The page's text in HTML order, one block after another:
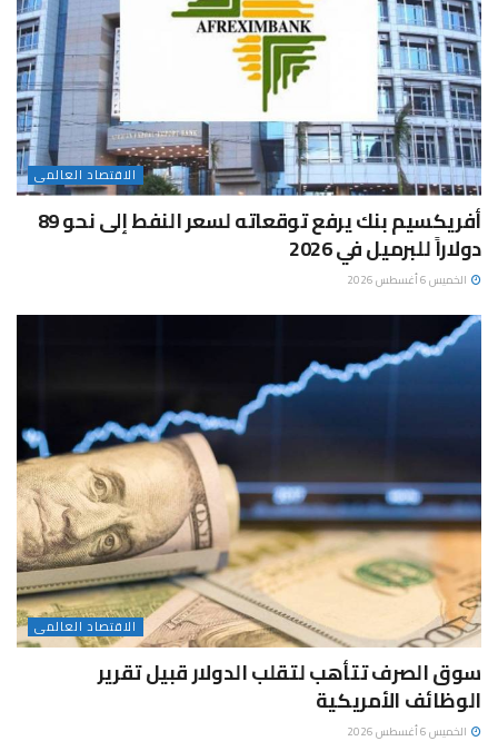
الاقتصاد العالمى
أفريكسيم بنك يرفع توقعاته لسعر النفط إلى نحو 89
دولاراً للبرميل في 2026
الخميس 6 أغسطس 2026
الاقتصاد العالمى
سوق الصرف تتأهب لتقلب الدولار قبيل تقرير
الوظائف الأمريكية
الخميس 6 أغسطس 2026